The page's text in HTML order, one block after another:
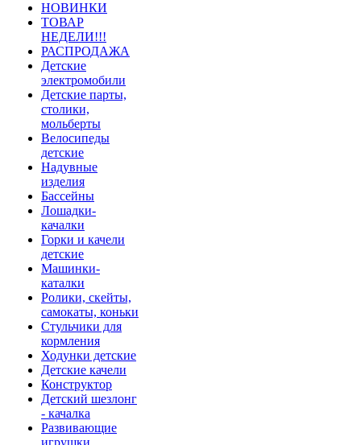
НОВИНКИ
ТОВАР
НЕДЕЛИ!!!
РАСПРОДАЖА
Детские
электромобили
Детские парты,
столики,
мольберты
Велосипеды
детские
Надувные
изделия
Бассейны
Лошадки-
качалки
Горки и качели
детские
Машинки-
каталки
Ролики, скейты,
самокаты, коньки
Стульчики для
кормления
Ходунки детские
Детские качели
Конструктор
Детский шезлонг
- качалка
Развивающие
игрушки